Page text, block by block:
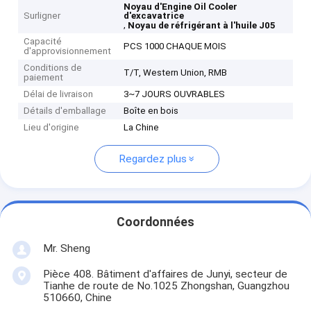
Surligner
Noyau d'Engine Oil Cooler
d'excavatrice
, Noyau de réfrigérant à l'huile J05
Capacité
d'approvisionnement
PCS 1000 CHAQUE MOIS
Conditions de
paiement
T/T, Western Union, RMB
Délai de livraison
3~7 JOURS OUVRABLES
Détails d'emballage
Boîte en bois
Lieu d'origine
La Chine
Regardez plus
Coordonnées
Mr. Sheng
Pièce 408. Bâtiment d'affaires de Junyi, secteur de
Tianhe de route de No.1025 Zhongshan, Guangzhou
510660, Chine